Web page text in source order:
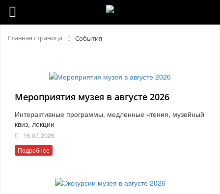
Главная страница События
Мероприятия музея в августе 2026
Интерактивные программы, медленные чтения, музейный
квиз, лекции
16.07.2026
Подробнее